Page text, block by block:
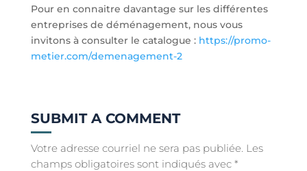
Pour en connaitre davantage sur les différentes
entreprises de déménagement, nous vous
invitons à consulter le catalogue : https://promo-
metier.com/demenagement-2
SUBMIT A COMMENT
Votre adresse courriel ne sera pas publiée. Les
champs obligatoires sont indiqués avec *